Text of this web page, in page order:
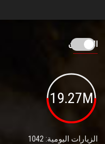
الزائـرون
19.27M
الزيارات اليومية: 1042